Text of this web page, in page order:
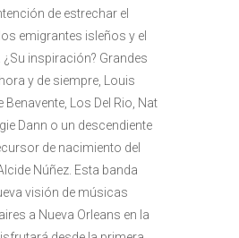
de estrechar el
emigrantes isleños y el
inspiración? Grandes
y de siempre, Louis
Los Del Rio, Nat
Dann o un descendiente
de nacimiento del
Núñez. Esta banda
visión de músicas
a Nueva Orleans en la